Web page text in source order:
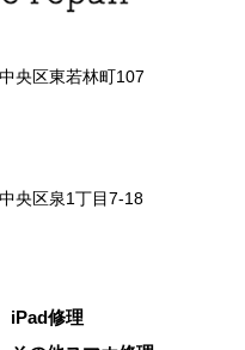
央区東若林町107
央区泉1丁目7-18
iPad修理